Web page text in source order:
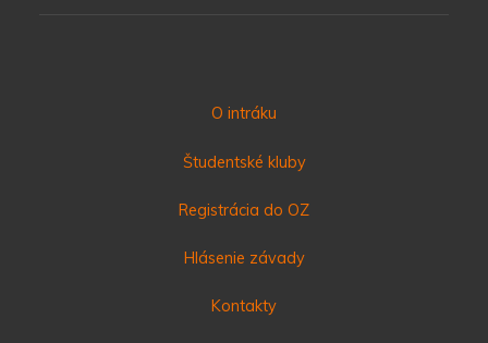
O intráku
Študentské kluby
Registrácia do OZ
Hlásenie závady
Kontakty